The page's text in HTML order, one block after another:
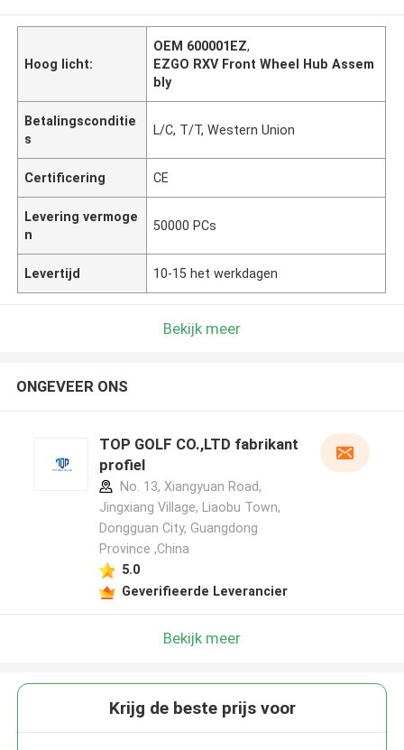
Hoog licht:
OEM 600001EZ,
EZGO RXV Front Wheel Hub Assem
bly
Betalingsconditie
s
L/C, T/T, Western Union
Certificering CE
Levering vermoge
n
50000 PCs
Levertijd 10-15 het werkdagen
Bekijk meer
ONGEVEER ONS
TOP GOLF CO.,LTD fabrikant
profiel
No. 13, Xiangyuan Road,
Jingxiang Village, Liaobu Town,
Dongguan City, Guangdong
Province ,China
5.0
Geverifieerde Leverancier
Bekijk meer
Krijg de beste prijs voor